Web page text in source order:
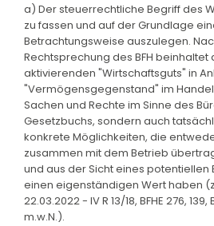
a) Der steuerrechtliche Begriff des
zu fassen und auf der Grundlage
Betrachtungsweise auszulegen.
Rechtsprechung des BFH beinhaltet
aktivierenden "Wirtschaftsguts" in
"Vermögensgegenstand" im
Sachen und Rechte im Sinne des
Gesetzbuchs, sondern auch
konkrete Möglichkeiten, die
zusammen mit dem Betrieb
und aus der Sicht eines
einen eigenständigen Wert haben
22.03.2022 - IV R 13/18, BFHE 276, 139,
m.w.N.).